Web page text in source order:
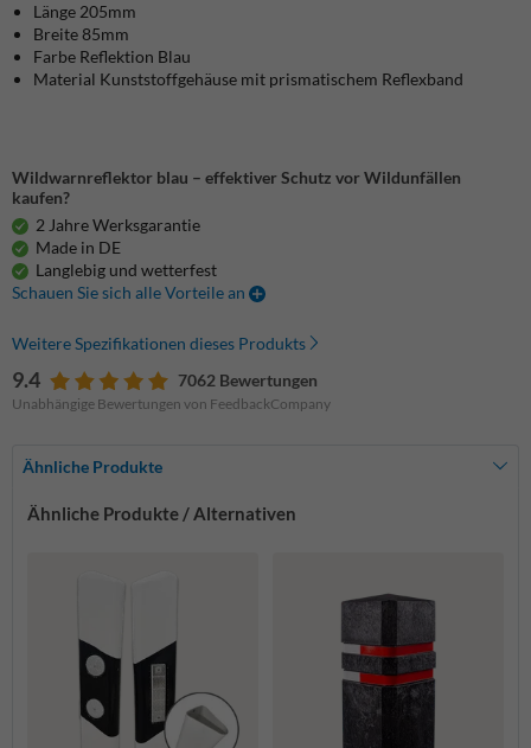
Länge 205mm
Breite 85mm
Farbe Reflektion Blau
Material Kunststoffgehäuse mit prismatischem Reflexband
Wildwarnreflektor blau – effektiver Schutz vor Wildunfällen
kaufen?
2 Jahre Werksgarantie
Made in DE
Langlebig und wetterfest
Schauen Sie sich alle Vorteile an
Weitere Spezifikationen dieses Produkts
9.4 7062 Bewertungen
Unabhängige Bewertungen von FeedbackCompany
Ähnliche Produkte
Ähnliche Produkte / Alternativen